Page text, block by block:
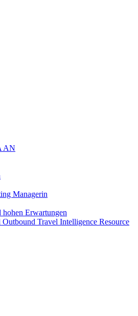
AN
Managerin
Erwartungen
Travel Intelligence Resource